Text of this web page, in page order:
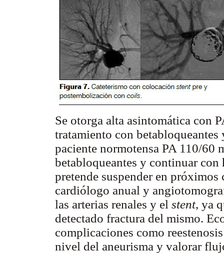
Se otorga alta asintomática con
tratamiento con
paciente normotensa PA 110/60
betabloqueantes y continuar
pretende suspender en
cardiólogo anual y
las arterias renales y el stent, ya
detectado fractura del mismo.
complicaciones como
nivel del aneurisma y valorar